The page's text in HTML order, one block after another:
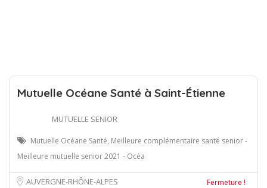
Mutuelle Océane Santé à Saint-Étienne
MUTUELLE SENIOR
Mutuelle Océane Santé, Meilleure complémentaire santé senior -
Meilleure mutuelle senior 2021 - Océa
AUVERGNE-RHÔNE-ALPES Fermeture !